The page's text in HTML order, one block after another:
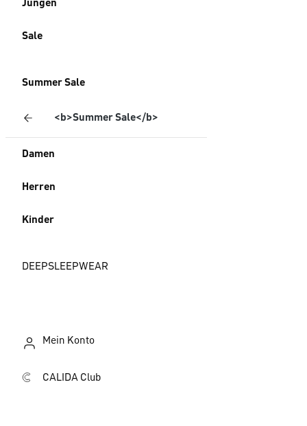
Jungen
Sale
Summer Sale
<b>Summer Sale</b>
Damen
Herren
Kinder
DEEPSLEEPWEAR
Mein Konto
CALIDA Club